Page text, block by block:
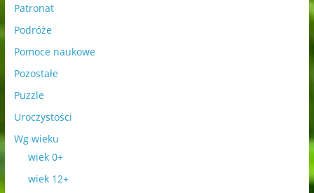
Patronat
Podróże
Pomoce naukowe
Pozostałe
Puzzle
Uroczystości
Wg wieku
wiek 0+
wiek 12+